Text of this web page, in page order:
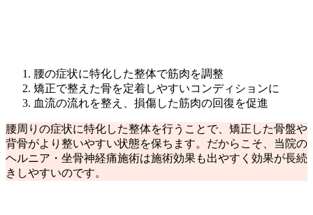
腰の症状に特化した整体で筋肉を調整
矯正で整えた骨を定着しやすいコンディションに
血流の流れを整え、損傷した筋肉の回復を促進
腰周りの症状に特化した整体を行うことで、矯正した骨盤や
背骨がより整いやすい状態を保ちます。だからこそ、当院の
ヘルニア・坐骨神経痛施術は施術効果も出やすく効果が長続
きしやすいのです。